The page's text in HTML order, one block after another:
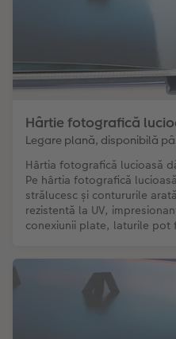
Hârtie fotografică
Legare plană, disponibilă
Hârtia fotografică lucioasă
Pe hârtia fotografică
strălucesc și contururile
rezistentă la UV,
conexiunii plate, laturile pot